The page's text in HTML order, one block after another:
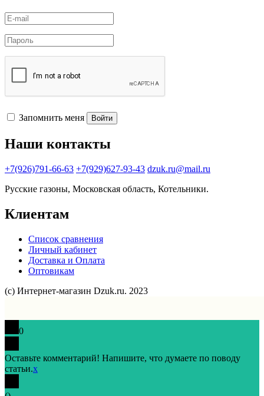
Запомнить меня Войти
Наши контакты
+7(926)791-66-63 +7(929)627-93-43 dzuk.ru@mail.ru
Русские газоны, Московская область, Котельники.
Клиентам
Список сравнения
Личный кабинет
Доставка и Оплата
Оптовикам
(с) Интернет-магазин Dzuk.ru. 2023
0
Оставьте комментарий! Напишите, что думаете по поводу
статьи.x